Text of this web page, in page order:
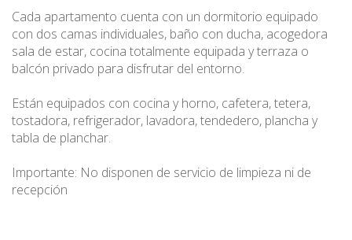
Cada apartamento cuenta con un dormitorio equipado
con dos camas individuales, baño con ducha, acogedora
sala de estar, cocina totalmente equipada y terraza o
balcón privado para disfrutar del entorno.
Están equipados con cocina y horno, cafetera, tetera,
tostadora, refrigerador, lavadora, tendedero, plancha y
tabla de planchar.
Importante: No disponen de servicio de limpieza ni de
recepción